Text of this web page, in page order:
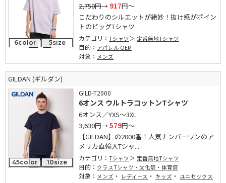
6color 5size
2,750円→ 917円～
こだわりのシルエットが絶妙！抜け感がポイン
トのビッグTシャツ
カテゴリ： Tシャツ 定番無地Tシャツ
目的： アパレル OEM
対象： メンズ
GILDAN (ギルダン)
45color 10size
GILD-T2000
6オンス ウルトラコットンTシャツ
6オンス／YXS～3XL
3,630円→579円～
【GILDAN】の2000番！人気ナンバーワンのア
メリカ直輸入Tシャ...
カテゴリ： Tシャツ 定番無地Tシャツ
目的： クラスTシャツ・文化祭・体育祭
対象： メンズ ・ レディース ・ キッズ ・ ユニセックス